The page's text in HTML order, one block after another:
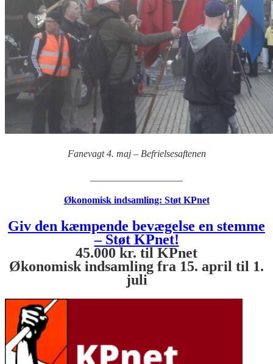
Fanevagt 4. maj – Befrielsesaftenen
Økonomisk indsamling: Støt KPnet
Giv den kæmpende bevægelse en stemme
– Støt KPnet!
45.000 kr. til KPnet
Økonomisk indsamling fra 15. april til 1.
juli